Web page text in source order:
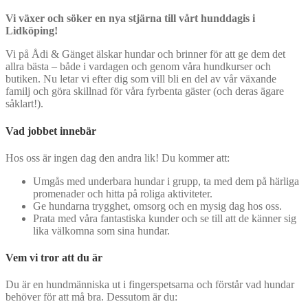
Vi växer och söker en nya stjärna till vårt hunddagis i
Lidköping!
Vi på Ådi & Gänget älskar hundar och brinner för att ge dem det
allra bästa – både i vardagen och genom våra hundkurser och
butiken. Nu letar vi efter dig som vill bli en del av vår växande
familj och göra skillnad för våra fyrbenta gäster (och deras ägare
såklart!).
Vad jobbet innebär
Hos oss är ingen dag den andra lik! Du kommer att:
Umgås med underbara hundar i grupp, ta med dem på härliga
promenader och hitta på roliga aktiviteter.
Ge hundarna trygghet, omsorg och en mysig dag hos oss.
Prata med våra fantastiska kunder och se till att de känner sig
lika välkomna som sina hundar.
Vem vi tror att du är
Du är en hundmänniska ut i fingerspetsarna och förstår vad hundar
behöver för att må bra. Dessutom är du: